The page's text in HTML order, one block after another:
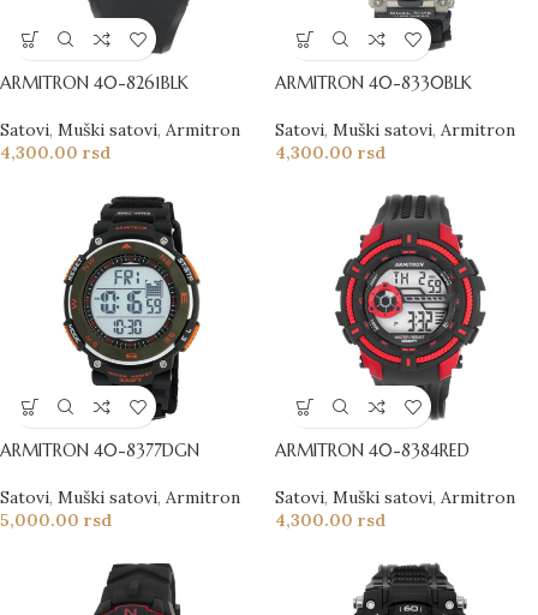
ARMITRON 40-8261BLK
Satovi, Muški satovi, Armitron
4,300.00 rsd
ARMITRON 40-8330BLK
Satovi, Muški satovi, Armitron
4,300.00 rsd
ARMITRON 40-8377DGN
Satovi, Muški satovi, Armitron
5,000.00 rsd
ARMITRON 40-8384RED
Satovi, Muški satovi, Armitron
4,300.00 rsd